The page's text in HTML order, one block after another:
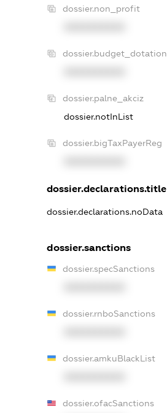
dossier.non_profit
dossier.budget_dotation
dossier.palne_akciz
dossier.notInList
dossier.bigTaxPayerReg
dossier.declarations.title
dossier.declarations.noData
dossier.sanctions
dossier.specSanctions
dossier.rnboSanctions
dossier.amkuBlackList
dossier.ofacSanctions